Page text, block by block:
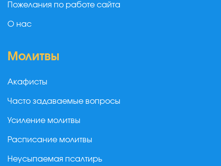
Пожелания по работе сайта
О нас
Молитвы
Акафисты
Часто задаваемые вопросы
Усиление молитвы
Расписание молитвы
Неусыпаемая псалтирь